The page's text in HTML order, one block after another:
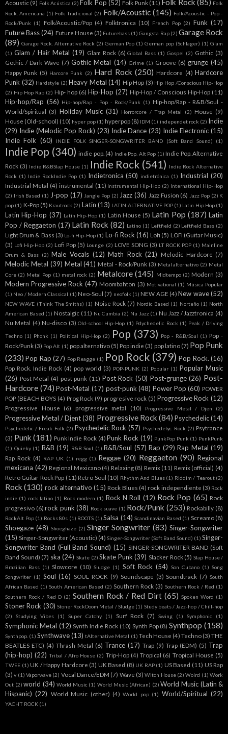
Acoustic (9) Folk Acústica (2) Folk Pop (52) Folk Punk (11) Folk Rock (85) Folk
Rock. Americana (1) Folk Tradicional (2) Folk/Acoustic (145) Folk/Acoustic - Pop -
Rock/Punk (1) Folk/Acoustic/Pop (4) Folktronica (10) French Pop (2) Funk (17)
Future Bass (24) Future House (3) Futurebass (1) Gangsta Rap (2) Garage Rock
(89) Garage Rock. Alternative Rock (2) German Pop (1) German pop (Schlager) (1) Glam
(1) Glam / Hair Metal (19) Glam Rock (6) Global Bass (1) Gospel (2) Gothic (3)
Gothic / Dark Wave (7) Gothic Metal (14) Grime (1) Groove (6) grunge (45)
Happy Punk (5) Harcore Punk (2) Hard Rock (250) Hardcore (4) Hardcore
Punk (32) Hardstyle (2) Heavy Metal (14) Hip Hop (3) Hip Hop /Conscious Hip-Hop
(2) Hip Hop Rap (2) Hip- hop (6) Hip-Hop (27) Hip-Hop / Conscious Hip-Hop (11)
Hip-hop/Rap (56) Hip-hop/Rap - Pop - Rock/Punk (1) Hip-hop/Rap - R&B/Soul -
World/Spiritual (3) Holiday Music (31) Horrorcore / Trap Metal (2) House (9)
House (Old-school) (10) hyper pop (1) hyperpop (8) IDM (1) independet rock (2) Indie
(29) Indie (Melodic Pop Rock) (23) Indie Dance (23) Indie Electronic (15)
Indie Folk (60) INDIE FOLK SINGER-SONGWRITER BAND (Soft Band Sound) (1)
Indie Pop (340) indie pop. (4) Indie Pop. Alt Pop (1) Indie Pop. Alternative
Rock (3) Indie R&BSlap House (1) Indie Rock (541) Indie Rock Alternative
Rock (1) Indie RockIndie Pop (1) Indietronica (50) indietrónica (1) Industrial (20)
Industrial Metal (4) instrumental (11) Instrumental Hip-Hop (2) International Hip-Hop
(2) Irish Based (1) J-pop (17) Jangle Pop (2) Jazz (36) Jazz Fusion (6) Jazz Pop (2) K
pop (1) K-Pop (5) Krautrock (2) Latin (13) LATIN ALTERNATIVE POP (1) Latin Hip Hop (1)
Latin Hip-Hop (37) Latín Hip-Hop (1) Latin House (5) Latin Pop (187) Latin
Pop / Reggaeton (17) Latin Rock (82) Latino (1) Leftfield (2) Leftfield Bass (2)
Light Drum & Bass (3) Lo-fi Hip-Hop (1) Lo-fi Rock (16) Lofi (5) LOFI (Guitar Music)
(3) Lofi Hip-Hop (2) Lofi Pop (5) Lounge (2) LOVE SONG (3) LT ROCK POP (1) Mainline
Drum & Bass (2) Male Vocals (12) Math Rock (21) Melodic Hardcore (7)
Melodic Metal (39) Metal (41) Metal - Rock/Punk (3) Metal alternativo (2) Metal
Core (2) Metal Pop (1) metal rock (2) Metalcore (145) Midtempo (2) Modern (3)
Modern Progressive Rock (47) Moombahton (3) Motivational (1) Música Popular
(1) Neo / Modern Classical (1) Neo-Soul (7) neofolk (1) NEW AGE (4) New wave (52)
NEW WAVE (Think The Smiths) (1) Noise Rock (7) Nordic Based (1) Norteño (1) North
American Based (1) Nostalgic (11) Nu Cumbia (2) Nu Jazz (1) Nu Jazz / Jazztronica (4)
Nu Metal (4) Nu-disco (3) Old-school Hip-Hop (1) Pdychedelic Rock (1) Peak / Driving
Techno (1) Phonk (1) Political Hip-Hop (2) Pop (373) Pop - R&B/Soul (1) Pop -
Rock/Punk (3) Pop Alt (1) pop alternativo (5) Pop indie (3) pop latino (7) Pop Punk
(233) Pop Rap (27) Pop Reagge (1) Pop Rock (379) Pop Rock. (16)
Pop Rock. Indie Rock (4) pop world (3) POP-PUNK (2) Popular (1) Popular Music
(26) Post Metal (4) post punk (11) Post Rock (50) Post-grunge (26) Post-
Hardcore (74) Post-Metal (17) post-punk (48) Power Pop (60) POWER
POP (BEACH BOYS (4) Prog Rock (9) progresive rock (5) Progressive Rock (12)
Progressive House (6) progressive metal (10) Progressive Metal / Djen (2)
Progressive Metal / Djent (38) Progressive Rock (84) Psychedelic(14)
Psychedelic / Freak Folk (2) Psychedelic Rock (57) Psychedelyc Rock (2) Psytrance
(3) Punk (181) Punk Indie Rock (4) Punk Rock (19) PunkPop Punk (1) PunkPunk
(1) Quieky (1) R&B (19) R&B Soul (1) R&B/Soul (57) Rap (29) Rap Metal (19)
Rap Rock (4) RAP UK (1) regg (1) Reggae (20) Reggaeton (90) Regional
mexicana (42) Regional Mexicano (4) Relaxing (8) Remix (11) Remix (official) (4)
Retro Guitar Rock Pop (11) Retro Soul (10) Rhythm And Blues (1) Riddim / Tearout (2)
Rock (130) rock alternativo (15) Rock Blues (4) rock independiente (3) Rock
indie (1) rock latino (1) Rock modern (1) Rock N Roll (12) Rock Pop (65) Rock
progresivo (6) rock punk (38) Rock suave (1) Rock/Punk (253) Rockabilly (8)
RockAlt Pop (1) Rocks 80s (1) ROOTS (1) Salsa (14) Scandinavian Based (1) Screamo (8)
Shoegaze (48) Shoeghaze (2) Singer Songwriter (83) Singer-Songwriter
(15) Singer-Songwriter (Acoustic) (4) Singer-Songwriter (Soft Band Sound) (1) Singer-
Songwriter Band (Full Band Sound) (15) SINGER-SONGWRITER BAND (Soft
Band Sound) (7) ska (24) Skate (2) Skate Punk (39) Slacker Rock (5) Slap House /
Brazilian Bass (1) Slowcore (10) Sludge (1) Soft Rock (54) Son Cubano (1) Song
Songwriter (1) Soul (16) SOUL ROCK (9) Soundscape (3) Soundtrack (7) South
African Based (1) South American Based (2) Southern Rock (3) Southern Rock / Red (1)
Southern Rock / Red D (2) Southern Rock / Red Dirt (65) Spoken Word (1)
Stoner Rock (30) Stoner RockDoom Metal / Sludge (1) Study beats / Jazz-hop / Chill-hop
(2)
Studying Vibes (1) Super Catchy (1) Surf Rock (7) Swing (1) Symphonic (1)
Symphonic Metal (12) Synth Indie Rock (10) Synth Pop (8) Synthpop (158)
Synthpop. (1) Synthwave (13) tAlternative Metal (1) Tech House (4) Techno (3) THE
BEATLES ETC) (4) Thrash Metal (6) Trance (17) Trap (9) Trap (EDM) (5) Trap
(hip-hop) (22) Tribal / Afro House (2) Trip-Hop (4) Tropical (6) Tropical House (5)
TWEE (1) UK / Happy Hardcore (3) UK Based (8) UK RAP (1) US Based (11) US Rap
(3) v (1) Vaporwave (2) Vocal Dance/EDM (7) Wave (3) Witch House (2) Wolrd (1) Work
Out (2) world (34) World Music (1) World Music (African) (2) World Music (Latin &
Hispanic) (22) World Music (other) (4) World pop (1) World/Spiritual (22)
YACHT ROCK (1)